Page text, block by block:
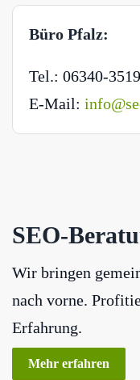
Büro Pfalz:
Tel.: 06340-
E-Mail:
SEO-
Wir bringen
nach vorne.
Erfahrung.
Mehr erfahren